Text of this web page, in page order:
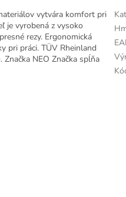
vytvára komfort pri
je vyrobená z vysoko
rezy. Ergonomická
pri práci. TÜV Rheinland
NEO Značka spĺňa